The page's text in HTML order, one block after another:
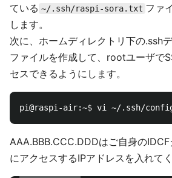
ている ~/.ssh/raspi-sora.txt ファ
します。
次に、ホームディレクトリ下の.ssh
ファイルを作成して、rootユーザで
セスできるようにします。
pi@raspi-air:~$
AAA.BBB.CCC.DDDはご自身の
にアクセスするIPアドレスを入れてく